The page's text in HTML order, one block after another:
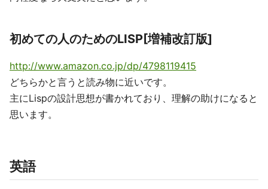
初めての人のためのLISP[増補改訂版]
http://www.amazon.co.jp/dp/4798119415
どちらかと言うと読み物に近いです。
主にLispの設計思想が書かれており、理解の助けになると
思います。
英語